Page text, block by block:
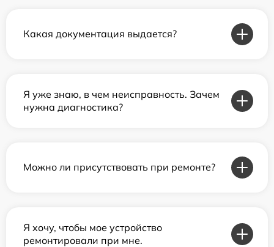
Какая документация выдается?
Я уже знаю, в чем неисправность. Зачем
нужна диагностика?
Можно ли присутствовать при ремонте?
Я хочу, чтобы мое устройство
ремонтировали при мне.